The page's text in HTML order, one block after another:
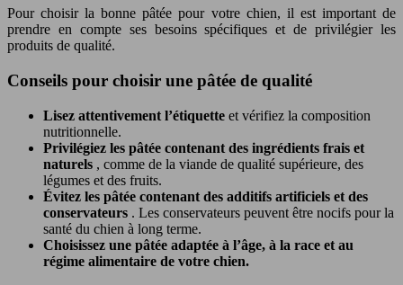
Pour choisir la bonne pâtée pour votre chien, il est important de
prendre en compte ses besoins spécifiques et de privilégier les
produits de qualité.
Conseils pour choisir une pâtée de qualité
Lisez attentivement l’étiquette et vérifiez la composition
nutritionnelle.
Privilégiez les pâtée contenant des ingrédients frais et
naturels , comme de la viande de qualité supérieure, des
légumes et des fruits.
Évitez les pâtée contenant des additifs artificiels et des
conservateurs . Les conservateurs peuvent être nocifs pour la
santé du chien à long terme.
Choisissez une pâtée adaptée à l’âge, à la race et au
régime alimentaire de votre chien.